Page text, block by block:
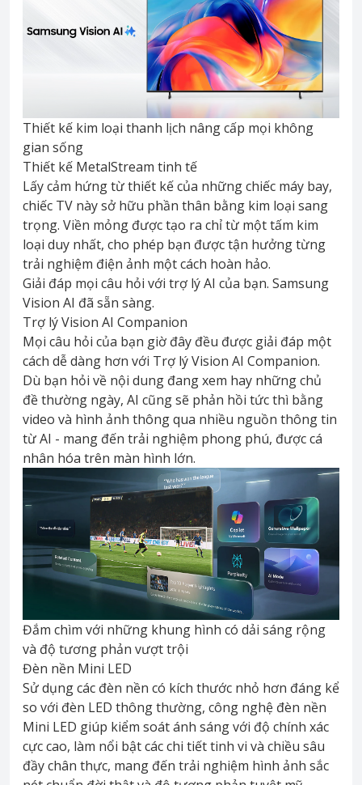
Thiết kế kim loại thanh lịch nâng cấp mọi không
gian sống
Thiết kế MetalStream tinh tế
Lấy cảm hứng từ thiết kế của những chiếc máy bay,
chiếc TV này sở hữu phần thân bằng kim loại sang
trọng. Viền mỏng được tạo ra chỉ từ một tấm kim
loại duy nhất, cho phép bạn được tận hưởng từng
trải nghiệm điện ảnh một cách hoàn hảo.
Giải đáp mọi câu hỏi với trợ lý AI của bạn. Samsung
Vision AI đã sẵn sàng.
Trợ lý Vision AI Companion
Mọi câu hỏi của bạn giờ đây đều được giải đáp một
cách dễ dàng hơn với Trợ lý Vision AI Companion.
Dù bạn hỏi về nội dung đang xem hay những chủ
đề thường ngày, AI cũng sẽ phản hồi tức thì bằng
video và hình ảnh thông qua nhiều nguồn thông tin
từ AI - mang đến trải nghiệm phong phú, được cá
nhân hóa trên màn hình lớn.
Đắm chìm với những khung hình có dải sáng rộng
và độ tương phản vượt trội
Đèn nền Mini LED
Sử dụng các đèn nền có kích thước nhỏ hơn đáng kể
so với đèn LED thông thường, công nghệ đèn nền
Mini LED giúp kiểm soát ánh sáng với độ chính xác
cực cao, làm nổi bật các chi tiết tinh vi và chiều sâu
đầy chân thực, mang đến trải nghiệm hình ảnh sắc